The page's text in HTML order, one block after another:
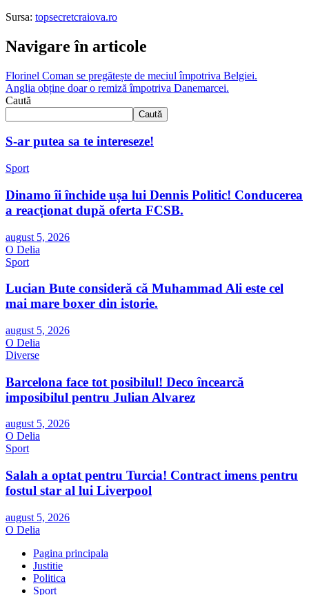
Sursa: topsecretcraiova.ro
Navigare în articole
Florinel Coman se pregătește de meciul împotriva Belgiei.
Anglia obține doar o remiză împotriva Danemarcei.
Caută
Caută
S-ar putea sa te intereseze!
Sport
Dinamo îi închide ușa lui Dennis Politic! Conducerea
a reacționat după oferta FCSB.
august 5, 2026
O Delia
Sport
Lucian Bute consideră că Muhammad Ali este cel
mai mare boxer din istorie.
august 5, 2026
O Delia
Diverse
Barcelona face tot posibilul! Deco încearcă
imposibilul pentru Julian Alvarez
august 5, 2026
O Delia
Sport
Salah a optat pentru Turcia! Contract imens pentru
fostul star al lui Liverpool
august 5, 2026
O Delia
Pagina principala
Justitie
Politica
Sport